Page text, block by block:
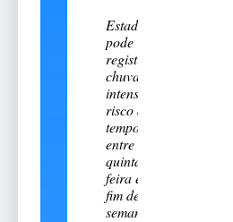
Estado
pode
registrar
chuva
intensa e
risco de
temporais
entre esta
quinta-
feira e o
fim de
semana